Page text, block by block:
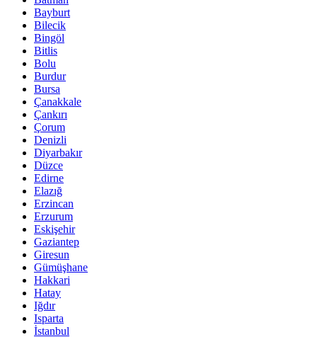
Bayburt
Bilecik
Bingöl
Bitlis
Bolu
Burdur
Bursa
Çanakkale
Çankırı
Çorum
Denizli
Diyarbakır
Düzce
Edirne
Elazığ
Erzincan
Erzurum
Eskişehir
Gaziantep
Giresun
Gümüşhane
Hakkari
Hatay
Iğdır
Isparta
İstanbul